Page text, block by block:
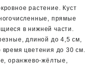
растение. Куст
прямые
в нижней части.
длиной до 4,5 см,
цветения до 30 см.
оранжево-жёлтые,